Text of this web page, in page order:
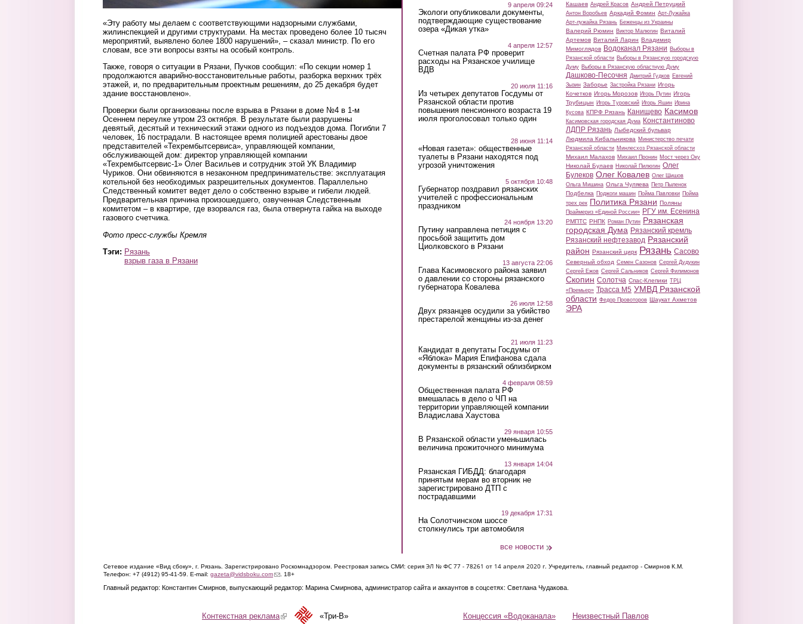
«Эту работу мы делаем с соответствующими надзорными службами,
жилинспекцией и другими структурами. На местах проведено более 10 тысяч
мероприятий, выявлено более 1800 нарушений», – сказал министр. По его
словам, все эти вопросы взяты на особый контроль.
Также, говоря о ситуации в Рязани, Пучков сообщил: «По секции номер 1
продолжаются аварийно-восстановительные работы, разборка верхних трёх
этажей, и, по предварительным проектным решениям, до 25 декабря будет
здание восстановлено».
Проверки были организованы после взрыва в Рязани в доме №4 в 1-м
Осеннем переулке утром 23 октября. В результате были разрушены
девятый, десятый и технический этажи одного из подъездов дома. Погибли 7
человек, 16 пострадали. В настоящее время полицией арестованы двое
представителей «Техрембытсервиса», управляющей компании,
обслуживающей дом: директор управляющей компании
«Техрембытсервис-1» Олег Васильев и сотрудник этой УК Владимир
Чуриков. Они обвиняются в незаконном предпринимательстве: эксплуатация
котельной без необходимых разрешительных документов. Параллельно
Следственный комитет ведет дело о собственно взрыве и гибели людей.
Предварительная причина произошедшего, озвученная Следственным
комитетом – в квартире, где взорвался газ, была отвернута гайка на выходе
газового счетчика.
Фото пресс-службы Кремля
Тэги: Рязань
взрыв газа в Рязани
9 апреля 09:24
Экологи опубликовали документы,
подтверждающие существование
озера «Дикая утка»
4 апреля 12:57
Счетная палата РФ проверит
расходы на Рязанское училище
ВДВ
20 июля 11:16
Из четырех депутатов Госдумы от
Рязанской области против
повышения пенсионного возраста 19
июля проголосовал только один
28 июня 11:14
«Новая газета»: общественные
туалеты в Рязани находятся под
угрозой уничтожения
5 октября 10:48
Губернатор поздравил рязанских
учителей с профессиональным
праздником
24 ноября 13:20
Путину направлена петиция с
просьбой защитить дом
Циолковского в Рязани
13 августа 22:06
Глава Касимовского района заявил
о давлении со стороны рязанского
губернатора Ковалева
26 июля 12:58
Двух рязанцев осудили за убийство
престарелой женщины из-за денег
21 июля 11:23
Кандидат в депутаты Госдумы от
«Яблока» Мария Епифанова сдала
документы в рязанский облизбирком
4 февраля 08:59
Общественная палата РФ
вмешалась в дело о ЧП на
территории управляющей компании
Владислава Хаустова
29 января 10:55
В Рязанской области уменьшилась
величина прожиточного минимума
13 января 14:04
Рязанская ГИБДД: благодаря
принятым мерам во вторник не
зарегистрировано ДТП с
пострадавшими
19 декабря 17:31
На Солотчинском шоссе
столкнулись три автомобиля
все новости
Кашаев Андрей Красов Андрей Петруцкий
Антон Воробьев Аркадий Фомин Арт-Лужайка
Арт-лужайка Рязань Беженцы из Украины
Валерий Рюмин Виктор Малюгин Виталий
Артемов Виталий Ларин Владимир
Мимоглядов Водоканал Рязани Выборы в
Рязанской области Выборы в Рязанскую городскую
Думу Выборы в Рязанскую областную Думу
Дашково-Песочня Дмитрий Гудков Евгений
Зызин Заборье Застройка Рязани Игорь
Кочетков Игорь Морозов Игорь Путин Игорь
Трубицын Игорь Туровский Игорь Яшин Ирина
Кусова КПРФ Рязань Канищево Касимов
Касимовская городская Дума Константиново
ЛДПР Рязань Лыбедский бульвар
Людмила Кибальникова Министерство печати
Рязанской области Минлесхоз Рязанской области
Михаил Малахов Михаил Пронин Мост через Оку
Николай Булаев Николай Пилюгин Олег
Булеков Олег Ковалев Олег Шишов
Ольга Мишина Ольга Чуляева Петр Пыленок
Подбелка Поджоги машин Пойма Павловки Пойма
трех рек Политика Рязани Поляны
Праймериз «Единой России» РГУ им. Есенина
РМПТС РНПК Роман Путин Рязанская
городская Дума Рязанский кремль
Рязанский нефтезавод Рязанский
район Рязанский цирк Рязань Сасово
Северный обход Семен Сазонов Сергей Дудукин
Сергей Ежов Сергей Сальников Сергей Филимонов
Скопин Солотча Спас-Клепики ТРЦ
«Премьер» Трасса М5 УМВД Рязанской
области Федор Провоторов Шаукат Ахметов
ЭРА
Сетевое издание «Вид сбоку», г. Рязань. Зарегистрировано Роскомнадзором. Реестровая запись СМИ: серия ЭЛ № ФС 77 - 78261 от 14 апреля 2020 г. Учредитель, главный редактор - Смирнов К.М.
Телефон: +7 (4912) 95-41-59. E-mail: gazeta@vidsboku.com(link sends e-mail)
. 18+
Главный редактор: Константин Смирнов, выпускающий редактор: Марина Смирнова, администратор сайта и аккаунтов в соцсетях: Светлана Чудакова.
Концессия «Водоканала» Неизвестный Павлов
Контекстная реклама(link is external)«Три-В»